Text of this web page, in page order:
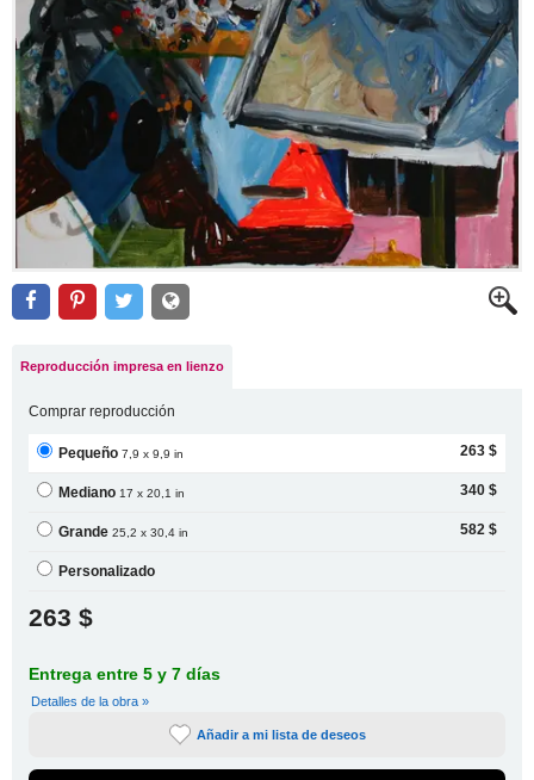
Reproducción impresa en lienzo
Comprar reproducción
Pequeño7,9 x 9,9 in 263 $
Mediano17 x 20,1 in 340 $
Grande25,2 x 30,4 in 582 $
Personalizado
263 $
Entrega entre 5 y 7 días
Detalles de la obra »
Añadir a mi lista de deseos